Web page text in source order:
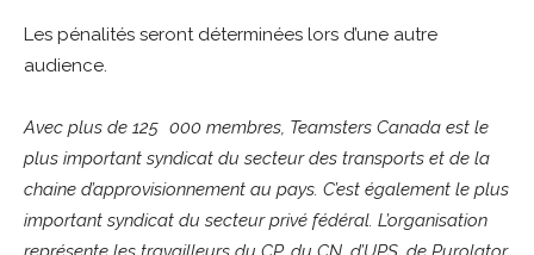
Les pénalités seront déterminées lors d’une autre
audience.
Avec plus de 125 000 membres, Teamsters Canada est le
plus important syndicat du secteur des transports et de la
chaine d’approvisionnement au pays. C’est également le plus
important syndicat du secteur privé fédéral. L’organisation